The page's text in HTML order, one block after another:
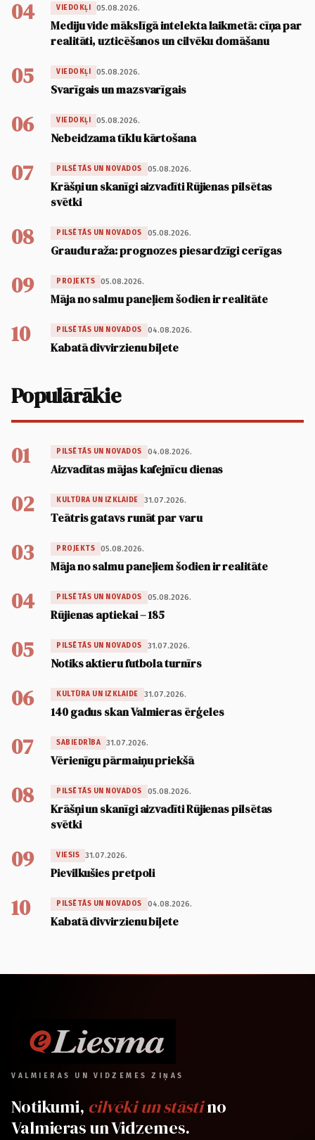
04 VIEDOKĻI 05.08.2026.
Mediju vide mākslīgā intelekta laikmetā: cīņa par
realitāti, uzticēšanos un cilvēku domāšanu
05 VIEDOKĻI 05.08.2026.
Svarīgais un mazsvarīgais
06 VIEDOKĻI 05.08.2026.
Nebeidzama tīklu kārtošana
07 PILSĒTĀS UN NOVADOS 05.08.2026.
Krāšņi un skanīgi aizvadīti Rūjienas pilsētas
svētki
08 PILSĒTĀS UN NOVADOS 05.08.2026.
Graudu raža: prognozes piesardzīgi cerīgas
09 PROJEKTS 05.08.2026.
Māja no salmu paneļiem šodien ir realitāte
10 PILSĒTĀS UN NOVADOS 04.08.2026.
Kabatā divvirzienu biļete
Populārākie
01 PILSĒTĀS UN NOVADOS 04.08.2026.
Aizvadītas mājas kafejnīcu dienas
02 KULTŪRA UN IZKLAIDE 31.07.2026.
Teātris gatavs runāt par varu
03 PROJEKTS 05.08.2026.
Māja no salmu paneļiem šodien ir realitāte
04 PILSĒTĀS UN NOVADOS 05.08.2026.
Rūjienas aptiekai – 185
05 PILSĒTĀS UN NOVADOS 31.07.2026.
Notiks aktieru futbola turnīrs
06 KULTŪRA UN IZKLAIDE 31.07.2026.
140 gadus skan Valmieras ērģeles
07 SABIEDRĪBA 31.07.2026.
Vērienīgu pārmaiņu priekšā
08 PILSĒTĀS UN NOVADOS 05.08.2026.
Krāšņi un skanīgi aizvadīti Rūjienas pilsētas
svētki
09 VIESIS 31.07.2026.
Pievilkušies pretpoli
10 PILSĒTĀS UN NOVADOS 04.08.2026.
Kabatā divvirzienu biļete
VALMIERAS UN VIDZEMES ZIŅAS
Notikumi, cilvēki un stāstino
Valmieras un Vidzemes.